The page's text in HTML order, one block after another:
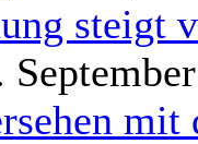
steigt
mit